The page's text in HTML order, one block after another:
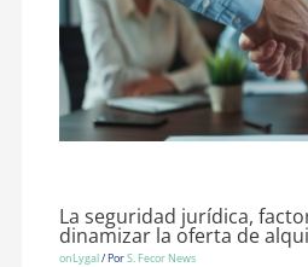
La seguridad jurídica,
dinamizar la oferta de
onLygal/ PorS. Fecor News